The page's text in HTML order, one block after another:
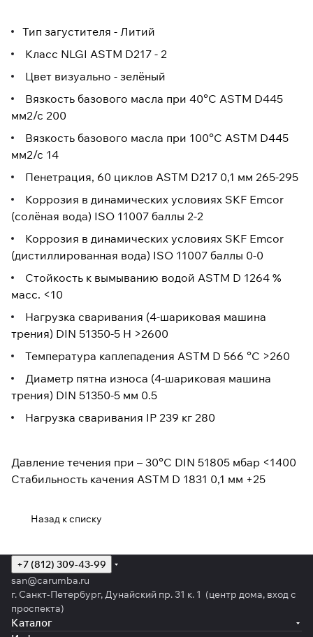
Тип загустителя - Литий
Класс NLGI ASTM D217 - 2
Цвет визуально - зелёный
Вязкость базового масла при 40°C ASTM D445
мм2/с 200
Вязкость базового масла при 100°C ASTM D445
мм2/с 14
Пенетрация, 60 циклов ASTM D217 0,1 мм 265-295
Коррозия в динамических условиях SKF Emcor
(солёная вода) ISO 11007 баллы 2-2
Коррозия в динамических условиях SKF Emcor
(дистиллированная вода) ISO 11007 баллы 0-0
Стойкость к вымыванию водой ASTM D 1264 %
масс. <10
Нагрузка сваривания (4-шариковая машина
трения) DIN 51350-5 Н >2600
Температура каплепадения ASTM D 566 °C >260
Диаметр пятна износа (4-шариковая машина
трения) DIN 51350-5 мм 0.5
Нагрузка сваривания IP 239 кг 280
Давление течения при – 30°C DIN 51805 мбар <1400
Стабильность качения ASTM D 1831 0,1 мм +25
Назад к списку
+7 (812) 309-43-99
san@carumba.ru
г. Санкт-Петербург, Дунайский пр. 31 к. 1 (центр дома, вход с
проспекта)
Каталог